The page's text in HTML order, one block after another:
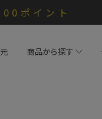
ポイント
商品から探す